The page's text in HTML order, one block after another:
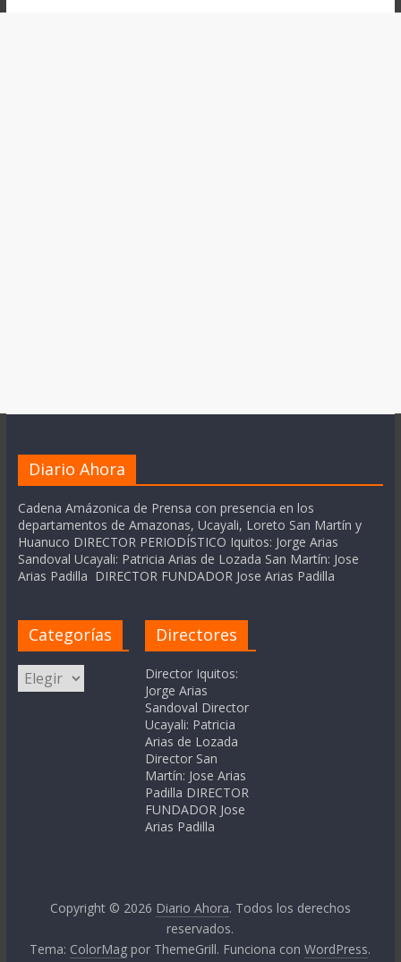
Diario Ahora
Cadena Amázonica de Prensa con presencia en los
departamentos de Amazonas, Ucayali, Loreto San Martín y
Huanuco DIRECTOR PERIODÍSTICO Iquitos: Jorge Arias
Sandoval Ucayali: Patricia Arias de Lozada San Martín: Jose
Arias Padilla DIRECTOR FUNDADOR Jose Arias Padilla
Categorías
Categorías
Directores
Director Iquitos:
Jorge Arias
Sandoval Director
Ucayali: Patricia
Arias de Lozada
Director San
Martín: Jose Arias
Padilla DIRECTOR
FUNDADOR Jose
Arias Padilla
Copyright © 2026 Diario Ahora. Todos los derechos
reservados.
Tema: ColorMag por ThemeGrill. Funciona conWordPress.